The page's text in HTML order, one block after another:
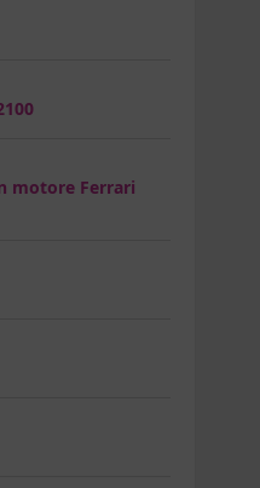
motore Ferrari